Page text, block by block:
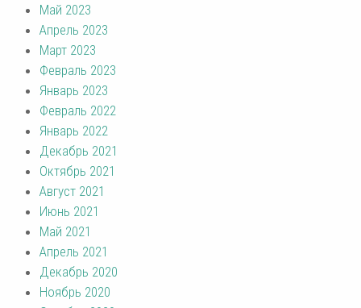
Май 2023
Апрель 2023
Март 2023
Февраль 2023
Январь 2023
Февраль 2022
Январь 2022
Декабрь 2021
Октябрь 2021
Август 2021
Июнь 2021
Май 2021
Апрель 2021
Декабрь 2020
Ноябрь 2020